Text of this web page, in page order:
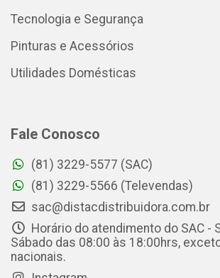
Tecnologia e Segurança
Pinturas e Acessórios
Utilidades Domésticas
Fale Conosco
(81) 3229-5577 (SAC)
(81) 3229-5566 (Televendas)
sac@distacdistribuidora.com.br
Horário do atendimento do SAC -
Sábado das 08:00 às 18:00hrs,
nacionais.